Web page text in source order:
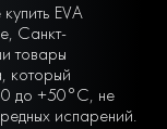
EVA
Санкт-
товары
который
до +50°С, не
испарений.